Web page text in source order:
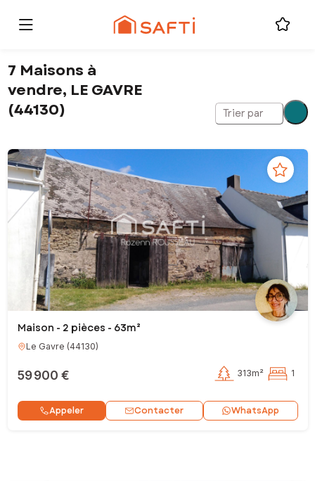
7 Maisons à
vendre, LE GAVRE
(44130)
Trier par
Maison - 2 pièces - 63m²
Le Gavre (44130)
59 900 € 313m² 1
Appeler Contacter WhatsApp